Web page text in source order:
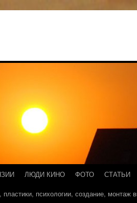
ЛЮДИ КИНО ФОТО
СТАТЬИ
пластики, психологии, создание, монтаж